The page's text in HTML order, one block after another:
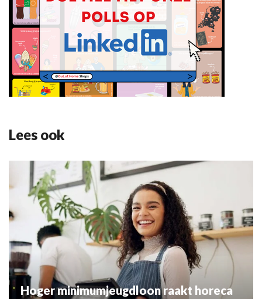
Lees ook
Hoger minimumjeugdloon raakt horeca